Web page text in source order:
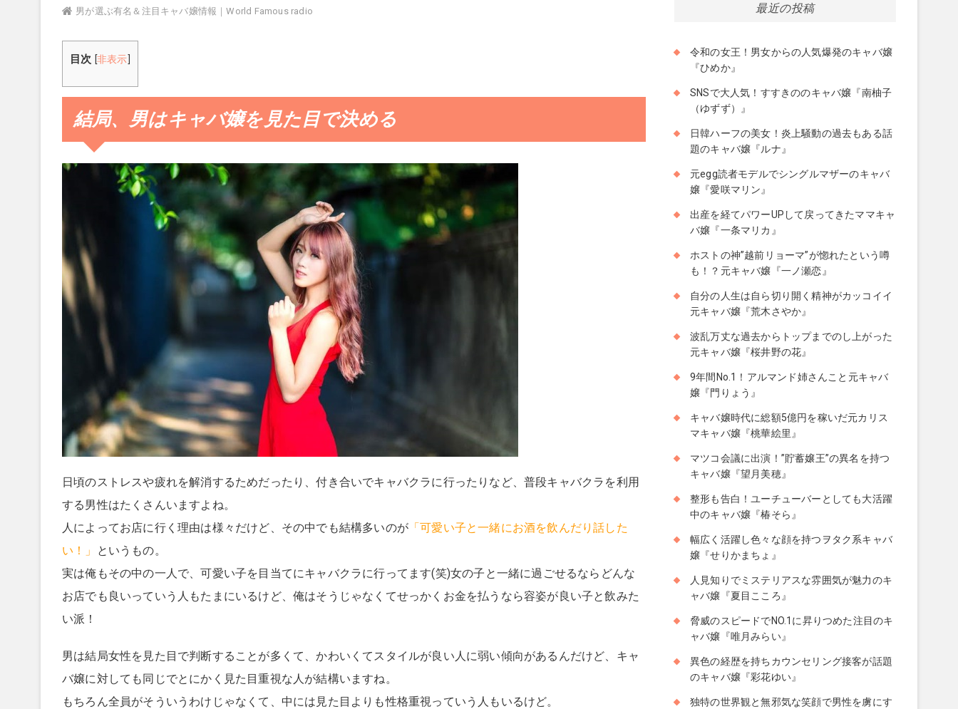
男が選ぶ有名＆注目キャバ嬢情報｜World Famous radio
目次 [非表示
結局、男はキャバ嬢を見た目で決める
日頃のストレスや疲れを解消するためだったり、付き合いでキャバクラに行ったりなど、普段キャバクラを利用
する男性はたくさんいますよね。
人によってお店に行く理由は様々だけど、その中でも結構多いのが 「可愛い子と一緒にお酒を飲んだり話した
い！」
というもの。
実は俺もその中の一人で、可愛い子を目当てにキャバクラに行ってます(笑)女の子と一緒に過ごせるならどんな
お店でも良いっていう人もたまにいるけど、俺はそうじゃなくてせっかくお金を払うなら容姿が良い子と飲みた
い派！
男は結局女性を見た目で判断することが多くて、かわいくてスタイルが良い人に弱い傾向があるんだけど、キャ
バ嬢に対しても同じでとにかく見た目重視な人が結構いますね。
もちろん全員がそういうわけじゃなくて、中には見た目よりも性格重視っていう人もいるけど。
最近の投稿
令和の女王！男女からの人気爆発のキャバ嬢
『ひめか』
SNSで大人気！すすきののキャバ嬢『南柚子
（ゆずず）』
日韓ハーフの美女！炎上騒動の過去もある話
題のキャバ嬢『ルナ』
元egg読者モデルでシングルマザーのキャバ
嬢『愛咲マリン』
出産を経てパワーUPして戻ってきたママキャ
バ嬢『一条マリカ』
ホストの神”越前リョーマ”が惚れたという噂
も！？元キャバ嬢『一ノ瀬恋』
自分の人生は自ら切り開く精神がカッコイイ
元キャバ嬢『荒木さやか』
波乱万丈な過去からトップまでのし上がった
元キャバ嬢『桜井野の花』
9年間No.1！アルマンド姉さんこと元キャバ
嬢『門りょう』
キャバ嬢時代に総額5億円を稼いだ元カリス
マキャバ嬢『桃華絵里』
マツコ会議に出演！”貯蓄嬢王”の異名を持つ
キャバ嬢『望月美穂』
整形も告白！ユーチューバーとしても大活躍
中のキャバ嬢『椿そら』
幅広く活躍し色々な顔を持つヲタク系キャバ
嬢『せりかまちょ』
人見知りでミステリアスな雰囲気が魅力のキ
ャバ嬢『夏目こころ』
脅威のスピードでNO.1に昇りつめた注目のキ
ャバ嬢『唯月みらい』
異色の経歴を持ちカウンセリング接客が話題
のキャバ嬢『彩花ゆい』
独特の世界観と無邪気な笑顔で男性を虜にす